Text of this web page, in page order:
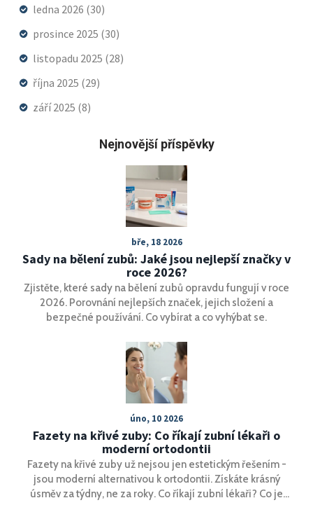
ledna 2026 (30)
prosince 2025 (30)
listopadu 2025 (28)
října 2025 (29)
září 2025 (8)
Nejnovější příspěvky
bře, 18 2026
Sady na bělení zubů: Jaké jsou nejlepší značky v
roce 2026?
Zjistěte, které sady na bělení zubů opravdu fungují v roce
2026. Porovnání nejlepších značek, jejich složení a
bezpečné používání. Co vybírat a co vyhýbat se.
úno, 10 2026
Fazety na křivé zuby: Co říkají zubní lékaři o
moderní ortodontii
Fazety na křivé zuby už nejsou jen estetickým řešením -
jsou moderní alternativou k ortodontii. Získáte krásný
úsměv za týdny, ne za roky. Co říkají zubní lékaři? Co je